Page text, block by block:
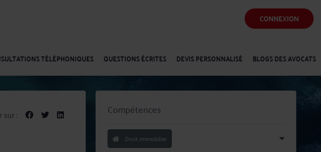
CONNEXION
TÉLÉPHONIQUES QUESTIONS ÉCRITES DEVIS PERSONNALISÉ BLOGS DES AVOCATS
sur : Compétences
Droit immobilier